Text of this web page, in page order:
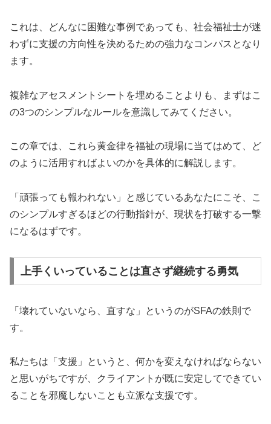
これは、どんなに困難な事例であっても、社会福祉士が迷
わずに支援の方向性を決めるための強力なコンパスとなり
ます。
複雑なアセスメントシートを埋めることよりも、まずはこ
の3つのシンプルなルールを意識してみてください。
この章では、これら黄金律を福祉の現場に当てはめて、ど
のように活用すればよいのかを具体的に解説します。
「頑張っても報われない」と感じているあなたにこそ、こ
のシンプルすぎるほどの行動指針が、現状を打破する一撃
になるはずです。
上手くいっていることは直さず継続する勇気
「壊れていないなら、直すな」というのがSFAの鉄則で
す。
私たちは「支援」というと、何かを変えなければならない
と思いがちですが、クライアントが既に安定してできてい
ることを邪魔しないことも立派な支援です。